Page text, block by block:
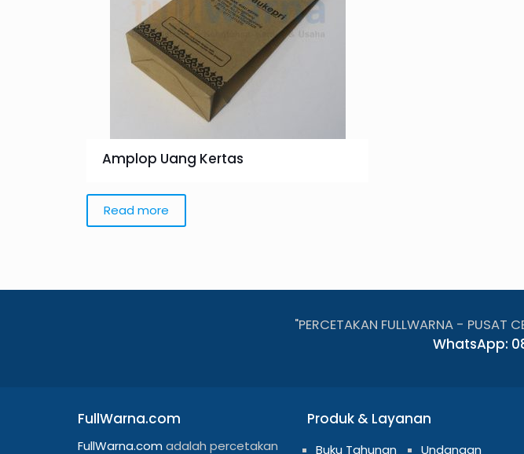
Amplop Uang Kertas
Read more
"PERCETAKAN FULLWARNA - PUSAT
WhatsApp:
FullWarna.com
FullWarna.com adalah percetakan
Produk & Layanan
Buku Tahunan Undangan